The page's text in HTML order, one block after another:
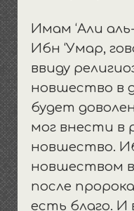
Имам ‘Али
Ибн ‘Умар,
ввиду
новшество в
будет
мог внести в
новшество.
новшеством
после пророка
есть благо. И